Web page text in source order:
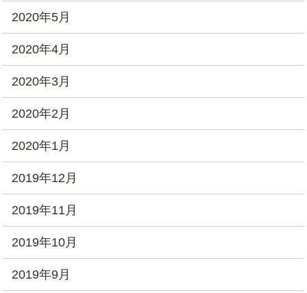
2020年5月
2020年4月
2020年3月
2020年2月
2020年1月
2019年12月
2019年11月
2019年10月
2019年9月